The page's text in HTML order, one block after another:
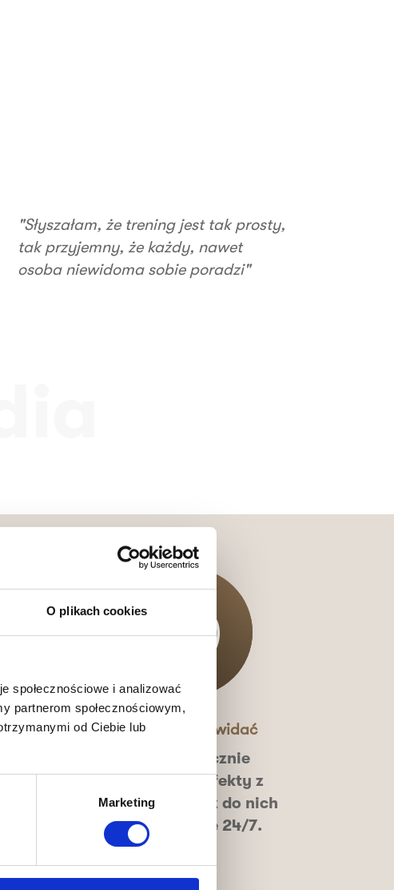
O plikach cookies
społecznościowe i analizować
partnerom społecznościowym,
od Ciebie lub
Marketing
"Słyszałam, że trening jest tak prosty,
tak przyjemny, że każdy, nawet
osoba niewidoma sobie poradzi"
z
Efekty, które widać
Systematycznie
analizujesz efekty z
trenerem. Masz do nich
dostęp online 24/7.